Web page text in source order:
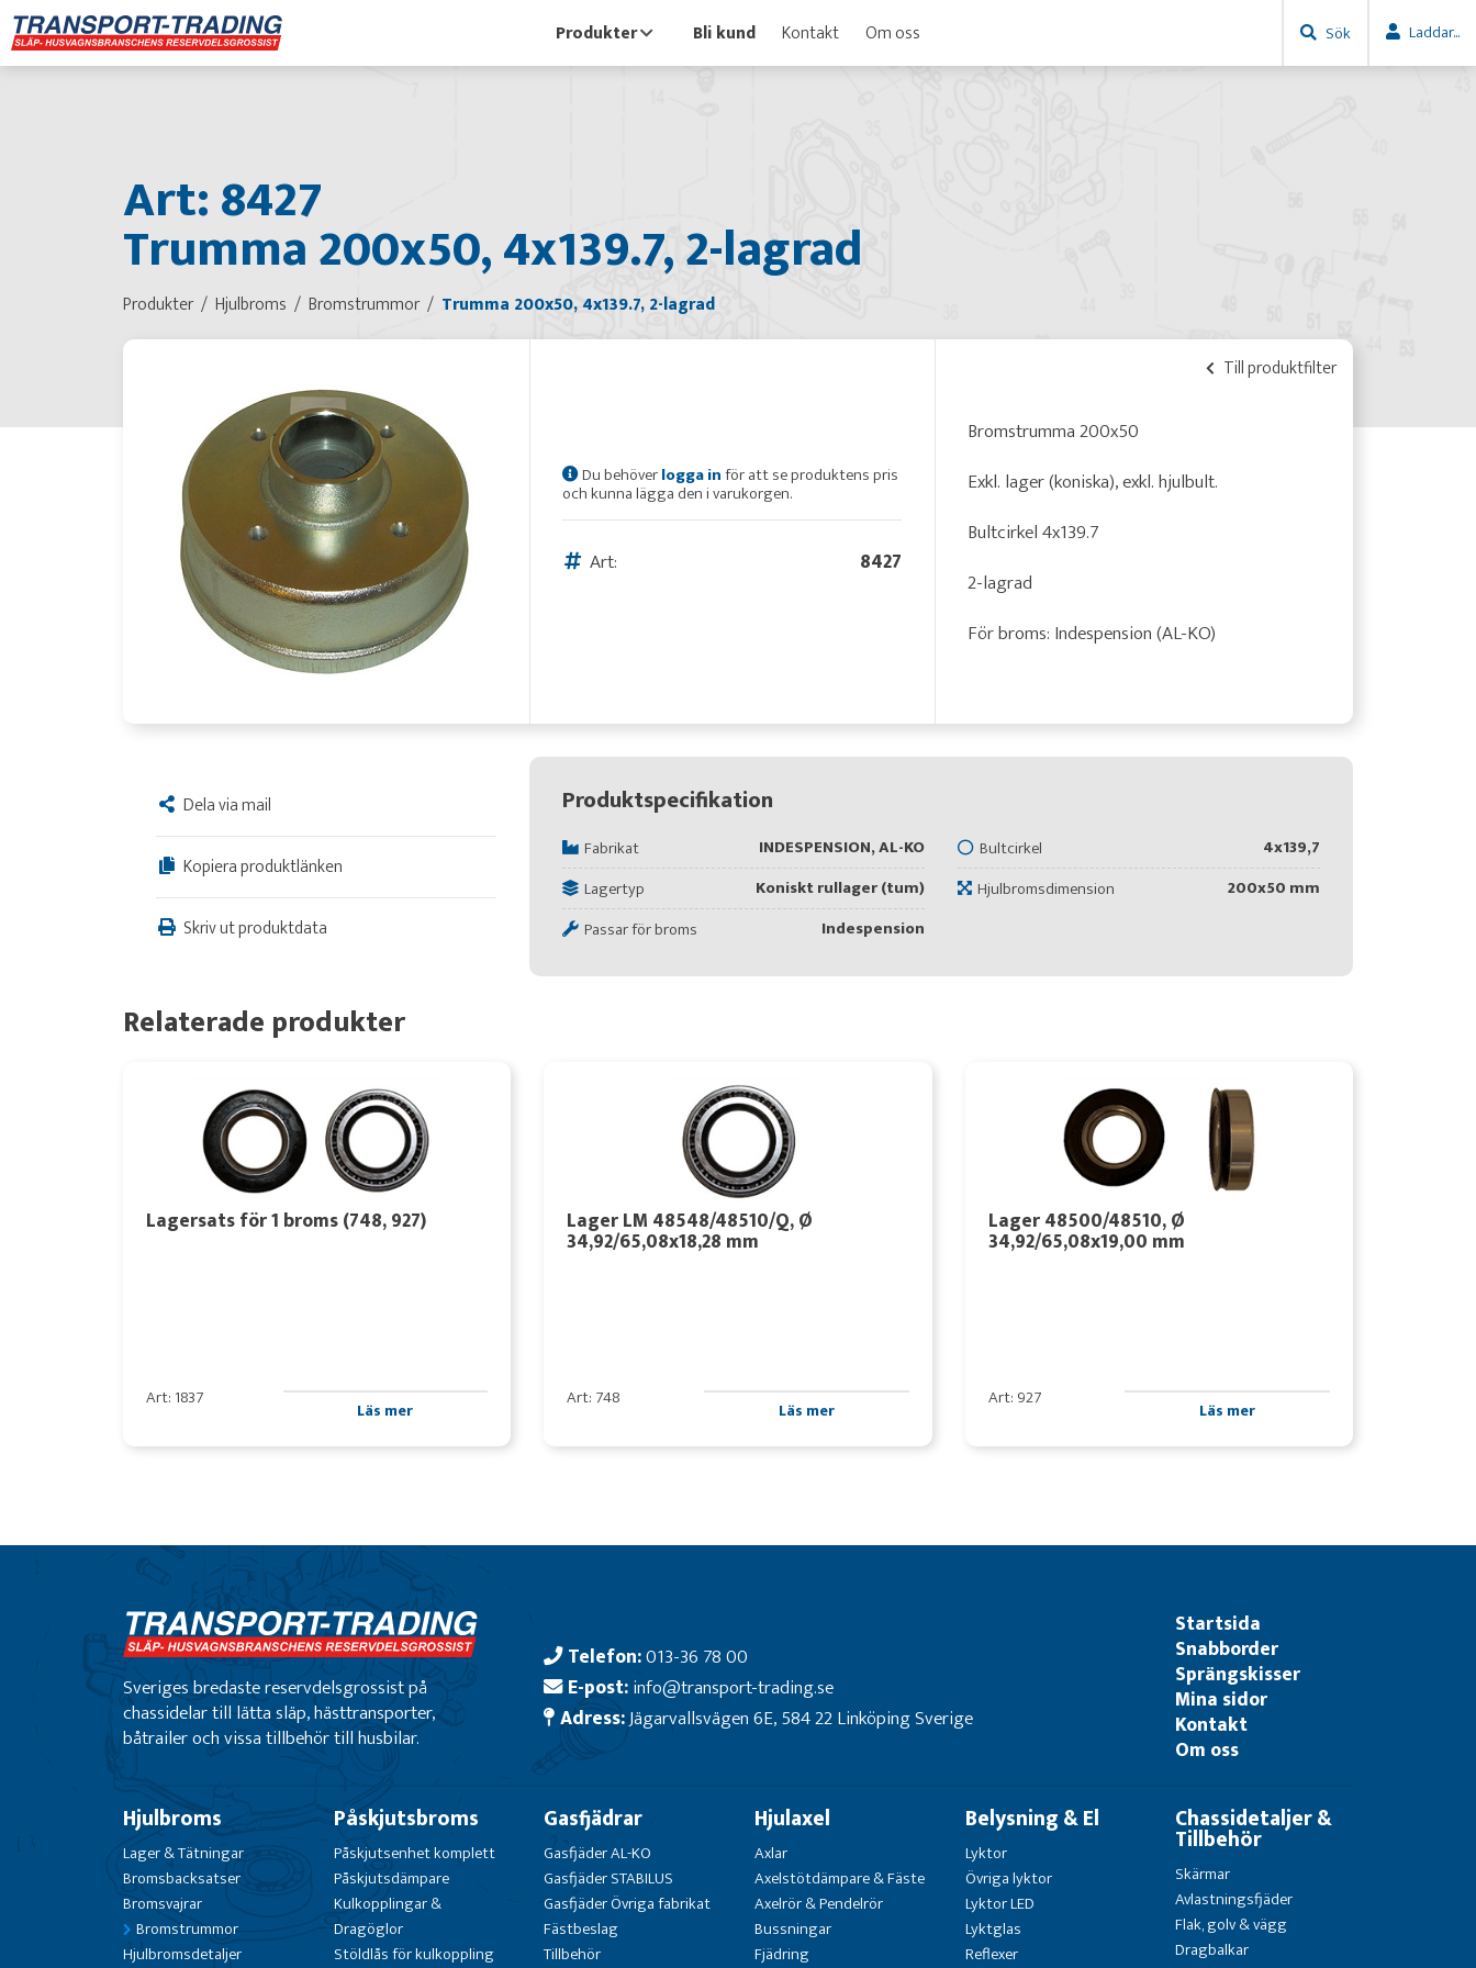
Produkter Bli kund Kontakt Om oss Sök Laddar...
Art: 8427
Trumma 200x50, 4x139.7, 2-lagrad
Produkter Hjulbroms Bromstrummor Trumma 200x50, 4x139.7, 2-lagrad
Till produktfilter
Du behöverlogga inför att se produktens pris
och kunna lägga den i varukorgen.
Art: 8427
Bromstrumma 200x50
Exkl. lager (koniska), exkl. hjulbult.
Bultcirkel 4x139.7
2-lagrad
För broms: Indespension (AL-KO)
Dela via mail
Kopiera produktlänken
Skriv ut produktdata
Produktspecifikation
Fabrikat INDESPENSION, AL-KO Bultcirkel
4x139,7
Lagertyp
Koniskt rullager (tum) Hjulbromsdimension
200x50 mm
Passar för broms
Indespension
Relaterade produkter
Lagersats för 1 broms (748, 927)
Art: 1837 Läs mer
Lager LM 48548/48510/Q, Ø
34,92/65,08x18,28 mm
Art: 748 Läs mer
Lager 48500/48510, Ø
34,92/65,08x19,00 mm
Art: 927 Läs mer
Sveriges bredaste reservdelsgrossist på
chassidelar till lätta släp, hästtransporter,
båtrailer och vissa tillbehör till husbilar.
Telefon:013-36 78 00
E-post:info@transport-trading.se
Adress:Jägarvallsvägen 6E, 584 22 Linköping Sverige
Startsida
Snabborder
Sprängskisser
Mina sidor
Kontakt
Om oss
Hjulbroms
Lager & Tätningar
Bromsbacksatser
Bromsvajrar
Bromstrummor
Hjulbromsdetaljer
Påskjutsbroms
Påskjutsenhet komplett
Påskjutsdämpare
Kulkopplingar &
Dragöglor
Stöldlås för kulkoppling
Gasfjädrar
Gasfjäder AL-KO
Gasfjäder STABILUS
Gasfjäder Övriga fabrikat
Fästbeslag
Tillbehör
Hjulaxel
Axlar
Axelstötdämpare & Fäste
Axelrör & Pendelrör
Bussningar
Fjädring
Belysning & El
Lyktor
Övriga lyktor
Lyktor LED
Lyktglas
Reflexer
Chassidetaljer &
Tillbehör
Skärmar
Avlastningsfjäder
Flak, golv & vägg
Dragbalkar